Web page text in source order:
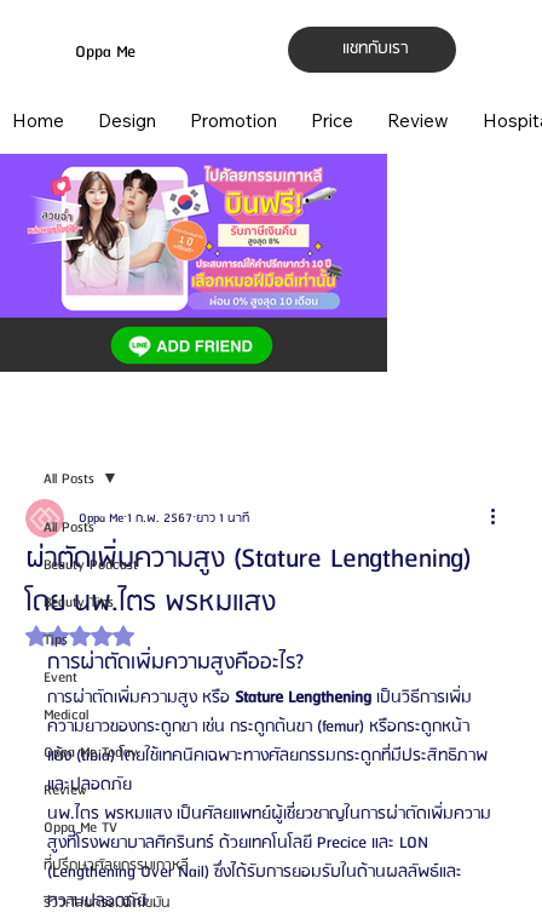
แชทกับเรา
Oppa Me
Home Design Promotion Price Review
All Posts
Beauty Podcast
Beauty Tips
Tips
Event
Medical
Oppa Me Today
Review
Oppa Me TV
ที่ปรึกษาศัลยกรรมเกาหลี
รีวิวศัลยกรรมฉีดไขมัน
All Posts
ผ่าตัดเพิ่มความสูง (Stature Lengthening)
โดย นพ.ไตร พรหมแสง
Oppa Me1 ก.พ. 2567 ยาว 1 นาที
ได้รับ NaN เต็ม 5 ดาว
การผ่าตัดเพิ่มความสูงคืออะไร?
การผ่าตัดเพิ่มความสูง หรือ Stature Lengthening เป็นวิธีการเพิ่ม
ความยาวของกระดูกขา เช่น กระดูกต้นขา (femur) หรือกระดูกหน้า
แข้ง (tibia) โดยใช้เทคนิคเฉพาะทางศัลยกรรมกระดูกที่มีประสิทธิภาพ
และปลอดภัย
นพ.ไตร พรหมแสง เป็นศัลยแพทย์ผู้เชี่ยวชาญในการผ่าตัดเพิ่มความ
สูงที่โรงพยาบาลศิครินทร์ ด้วยเทคโนโลยี Precice และ LON
(Lengthening Over Nail) ซึ่งได้รับการยอมรับในด้านผลลัพธ์และ
ความปลอดภัย